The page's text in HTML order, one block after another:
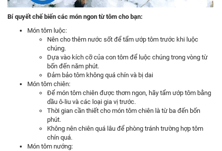
Bí quyết chế biến các món ngon từ tôm cho bạn:
Món tôm luộc:
Nên cho thêm nước sốt để tẩm ướp tôm trước khi luộc
chúng.
Dựa vào kích cỡ của con tôm để luộc chúng trong vòng từ
bốn đến năm phút.
Đảm bảo tôm không quá chín và bị dai
Món tôm chiên:
Để món tôm chiên được thơm ngon, hãy tẩm ướp tôm bằng
dầu ô-liu và các loại gia vị trước.
Thời gian cần thiết cho món tôm chiên là từ ba đến bốn
phút.
Không nên chiên quá lâu để phòng tránh trường hợp tôm
chín quá.
Món tôm nướng: